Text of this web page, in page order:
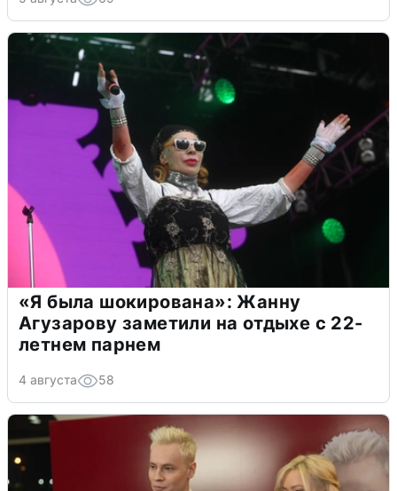
«Я была шокирована»: Жанну
Агузарову заметили на отдыхе с 22-
летнем парнем
4 августа 58